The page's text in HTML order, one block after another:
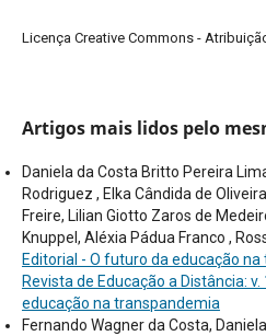
Licença Creative Commons -
Artigos mais lidos pelo
Daniela da Costa Britto Pereira
Rodriguez , Elka Cândida de
Freire, Lilian Giotto Zaros de
Knuppel, Aléxia Pádua Franco ,
Editorial - O futuro da educação
Revista de Educação a Distância:
educação na transpandemia
Fernando Wagner da Costa,